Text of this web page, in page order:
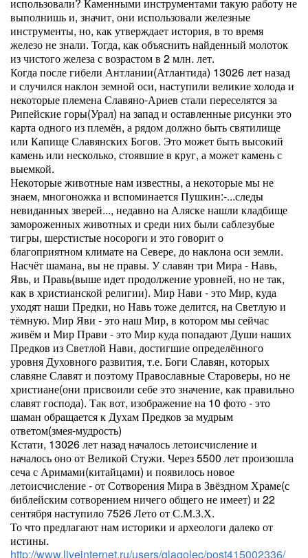
выполнишь и, значит, они использовали железные
инструменты, но, как утверждает история, в то время
железо не знали. Тогда, как объяснить найденный молоток
из чистого железа с возрастом в 2 млн. лет.
Когда после гибели Антлании(Атлантида) 13026 лет назад
и случился наклон земной оси, наступили великие холода и
некоторые племена Славяно-Ариев стали переселятся за
Рипейские горы(Урал) на запад и оставленные рисунки это
карта одного из племён, а рядом должно быть святилище
или Капище Славянских Богов. Это может быть высокий
камень или несколько, стоявшие в круг, а может камень с
выемкой.
Некоторые животные нам известны, а некоторые мы не
знаем, многоножка и вспоминается Пушкин:-...следы
невиданных зверей..., недавно на Аляске нашли кладбище
замороженных животных и среди них были саблезубые
тигры, шерстистые носороги и это говорит о
благоприятном климате на Севере, до наклона оси земли.
Насчёт шамана, вы не правы. У славян три Мира - Навь,
Явь, и Правь(выше идет продолжение уровней, но не так,
как в христианской религии). Мир Нави - это Мир, куда
уходят наши Предки, но Навь тоже делится, на Светлую и
тёмную. Мир Яви - это наш Мир, в котором мы сейчас
живём и Мир Прави - это Мир куда попадают Души наших
Предков из Светлой Нави, достигшие определённого
уровня Духовного развития, т.е. Боги Славян, которых
славяне Славят и поэтому Православные Староверы, но не
христиане(они присвоили себе это значение, как правильно
славят господа). Так вот, изображение на 10 фото - это
шаман обращается к Духам Предков за мудрым
ответом(змея-мудрость)
Кстати, 13026 лет назад началось летоисчисление и
началось оно от Великой Стужи. Через 5500 лет произошла
сеча с Аримами(китайцами) и появилось новое
летоисчисление - от Сотворения Мира в Звёздном Храме(с
библейским сотворением ничего общего не имеет) и 22
сентября наступило 7526 Лето от С.М.З.Х.
То что предлагают нам историки и археологи далеко от
истины.
http://www.liveinternet.ru/users/glagolec/post415002336/